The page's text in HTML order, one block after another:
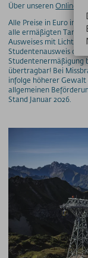
Über unserenOnline-
Alle Preise in Euro
alle ermäßigten Tarife
Ausweises mit Lichtbild
Studentenausweis
Studentenermäßigung
übertragbar! Bei
infolge höherer
allgemeinen
Stand Januar 2026.